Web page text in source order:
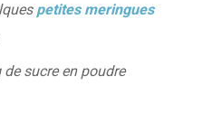
petites meringues
de sucre en poudre